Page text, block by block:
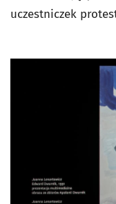
uczestniczek